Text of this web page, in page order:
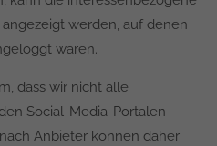
werden, auf denen
waren.
dass wir nicht alle
Social-Media-Portalen
Anbieter können daher